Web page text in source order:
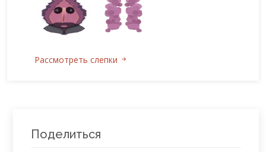
Рассмотреть слепки
Поделиться